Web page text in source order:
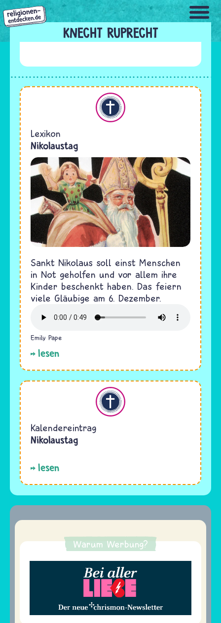
Direkt
zum
Inhalt
KNECHT RUPRECHT
Christentum
Lexikon
Nikolaustag
Sankt Nikolaus soll einst Menschen
in Not geholfen und vor allem ihre
Kinder beschenkt haben. Das feiern
viele Gläubige am 6. Dezember.
Emily Pape
lesen
Christentum
Kalendereintrag
Nikolaustag
lesen
Warum Werbung?